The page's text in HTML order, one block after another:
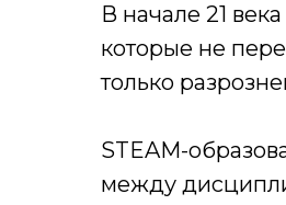
В начале 21
которые не
только
STEAM-
между